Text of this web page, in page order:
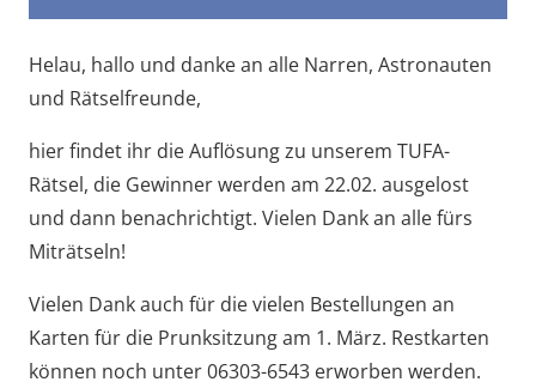
Helau, hallo und danke an alle Narren, Astronauten
und Rätselfreunde,
hier findet ihr die Auflösung zu unserem TUFA-
Rätsel, die Gewinner werden am 22.02. ausgelost
und dann benachrichtigt. Vielen Dank an alle fürs
Miträtseln!
Vielen Dank auch für die vielen Bestellungen an
Karten für die Prunksitzung am 1. März. Restkarten
können noch unter 06303-6543 erworben werden.